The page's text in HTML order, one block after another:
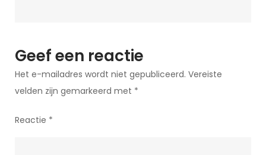
Geef een reactie
Het e-mailadres wordt niet gepubliceerd. Vereiste
velden zijn gemarkeerd met *
Reactie *